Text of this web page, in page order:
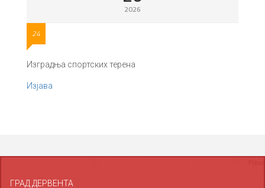
2026
24
Изградња спортских терена
Изјава
ГРАД ДЕРВЕНТА